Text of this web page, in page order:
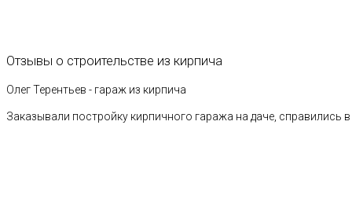
Отзывы о строительстве из кирпича
Олег Терентьев - гараж из кирпича
Заказывали постройку кирпичного гаража на даче, справились